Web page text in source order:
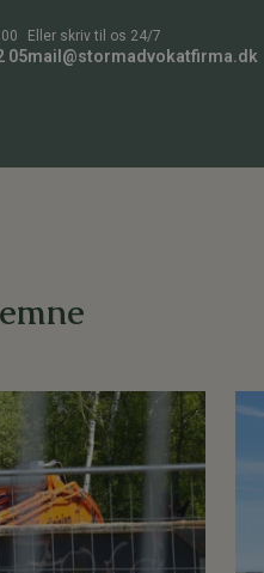
05
Eller skriv til os 24/7
mail@stormadvokatfirma.dk